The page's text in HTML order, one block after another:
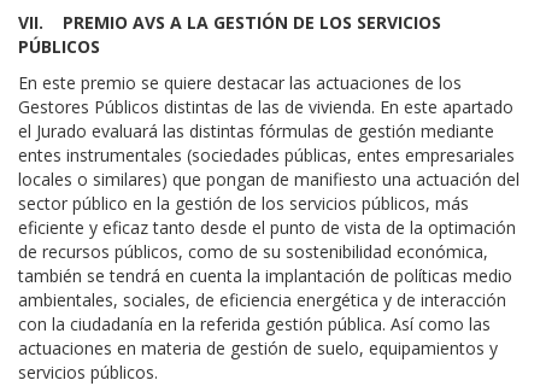
VII. PREMIO AVS A LA GESTIÓN DE LOS SERVICIOS
PÚBLICOS
En este premio se quiere destacar las actuaciones de los
Gestores Públicos distintas de las de vivienda. En este apartado
el Jurado evaluará las distintas fórmulas de gestión mediante
entes instrumentales (sociedades públicas, entes empresariales
locales o similares) que pongan de manifiesto una actuación del
sector público en la gestión de los servicios públicos, más
eficiente y eficaz tanto desde el punto de vista de la optimación
de recursos públicos, como de su sostenibilidad económica,
también se tendrá en cuenta la implantación de políticas medio
ambientales, sociales, de eficiencia energética y de interacción
con la ciudadanía en la referida gestión pública. Así como las
actuaciones en materia de gestión de suelo, equipamientos y
servicios públicos.